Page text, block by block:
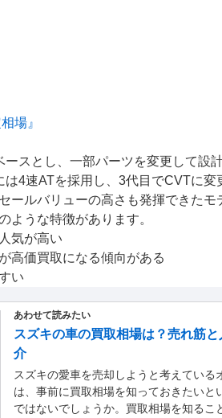
場』
スとし、一部パーツを変更して設
4速ATを採用し、3代目でCVTに変
ールバリューの高さも発揮できたモ
ような特徴があります。
気が高い
高価買取になる傾向がある
い
あわせて読みたい
スズキの車の買取相場は？売れ筋
介
スズキの愛車を売却しようと考えている
は、事前に買取相場を知っておきたいと
ではないでしょうか。買取相場を知るこ